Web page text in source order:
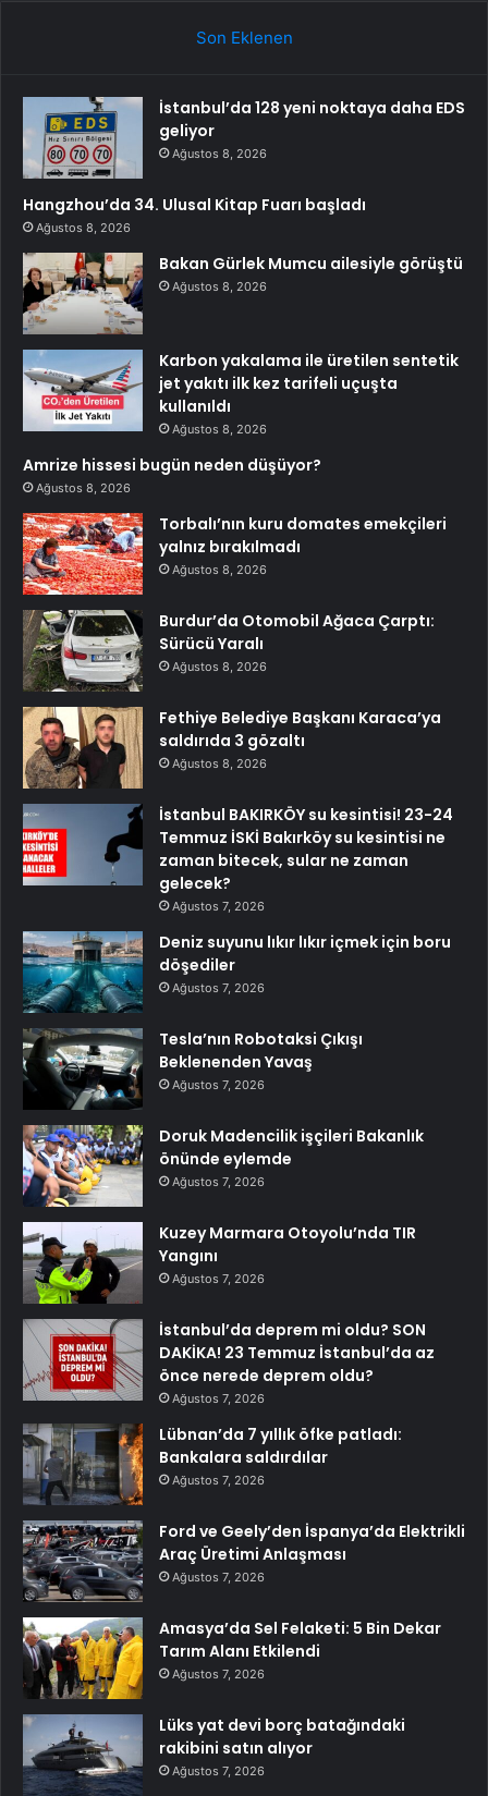
Son Eklenen
İstanbul’da 128 yeni noktaya daha EDS
geliyor
Ağustos 8, 2026
Hangzhou’da 34. Ulusal Kitap Fuarı başladı
Ağustos 8, 2026
Bakan Gürlek Mumcu ailesiyle görüştü
Ağustos 8, 2026
Karbon yakalama ile üretilen sentetik
jet yakıtı ilk kez tarifeli uçuşta
kullanıldı
Ağustos 8, 2026
Amrize hissesi bugün neden düşüyor?
Ağustos 8, 2026
Torbalı’nın kuru domates emekçileri
yalnız bırakılmadı
Ağustos 8, 2026
Burdur’da Otomobil Ağaca Çarptı:
Sürücü Yaralı
Ağustos 8, 2026
Fethiye Belediye Başkanı Karaca’ya
saldırıda 3 gözaltı
Ağustos 8, 2026
İstanbul BAKIRKÖY su kesintisi! 23-24
Temmuz İSKİ Bakırköy su kesintisi ne
zaman bitecek, sular ne zaman
gelecek?
Ağustos 7, 2026
Deniz suyunu lıkır lıkır içmek için boru
döşediler
Ağustos 7, 2026
Tesla’nın Robotaksi Çıkışı
Beklenenden Yavaş
Ağustos 7, 2026
Doruk Madencilik işçileri Bakanlık
önünde eylemde
Ağustos 7, 2026
Kuzey Marmara Otoyolu’nda TIR
Yangını
Ağustos 7, 2026
İstanbul’da deprem mi oldu? SON
DAKİKA! 23 Temmuz İstanbul’da az
önce nerede deprem oldu?
Ağustos 7, 2026
Lübnan’da 7 yıllık öfke patladı:
Bankalara saldırdılar
Ağustos 7, 2026
Ford ve Geely’den İspanya’da Elektrikli
Araç Üretimi Anlaşması
Ağustos 7, 2026
Amasya’da Sel Felaketi: 5 Bin Dekar
Tarım Alanı Etkilendi
Ağustos 7, 2026
Lüks yat devi borç batağındaki
rakibini satın alıyor
Ağustos 7, 2026